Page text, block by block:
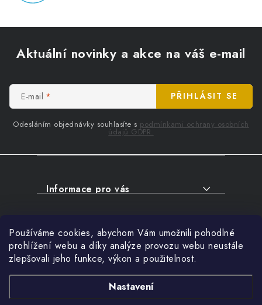
Používáme cookies, abychom Vám umožnili pohodlné
prohlížení webu a díky analýze provozu webu neustále
zlepšovali jeho funkce, výkon a použitelnost.
Nastavení
Aktuální novinky a akce na váš e-mail
E-mail
Odesláním objednávky souhlasíte s podmínkami ochrany osobních
údajů GDPR.
PŘIHLÁSIT SE
Z
Informace pro vás
SERVIS
FIRMY, ŠKOLY, PARTNEŘI
ARTHAS MAGAZÍN
Facebook
Přihlášení